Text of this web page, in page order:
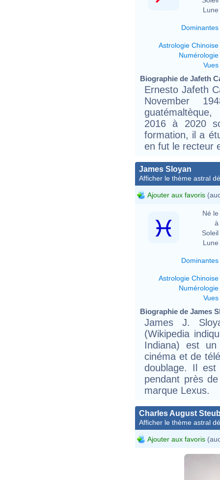
Lune
Dominantes
Astrologie Chinoise
Numérologie
Vues
Biographie de Jafeth
Ernesto Jafeth
November
2016 à 2020
formation, il a
en fut le recteur
James Sloyan
Afficher le thème astral
Ajouter aux favoris
Né le
à
Soleil
Lune
Dominantes
Astrologie Chinoise
Numérologie
Vues
Biographie de James
James J.
(Wikipedia
Indiana) est
cinéma et de
doublage. Il
pendant près
marque Lexus.
Charles August
Afficher le thème astral
Ajouter aux favoris